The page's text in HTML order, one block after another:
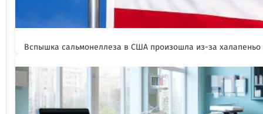
Вспышка сальмонеллеза в США произошла из-за халапеньо